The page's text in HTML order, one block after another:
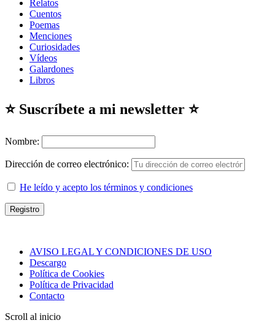
Relatos
Cuentos
Poemas
Menciones
Curiosidades
Vídeos
Galardones
Libros
⭐ Suscríbete a mi newsletter ⭐
Nombre:
Dirección de correo electrónico:
He leído y acepto los términos y condiciones
AVISO LEGAL Y CONDICIONES DE USO
Descargo
Política de Cookies
Política de Privacidad
Contacto
Scroll al inicio